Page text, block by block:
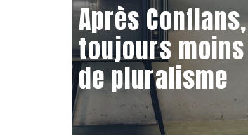
Après Conflans,
toujours moins
de pluralisme